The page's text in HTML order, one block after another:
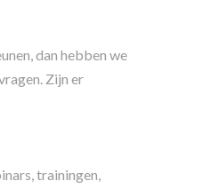
dan hebben we
Zijn er
trainingen,